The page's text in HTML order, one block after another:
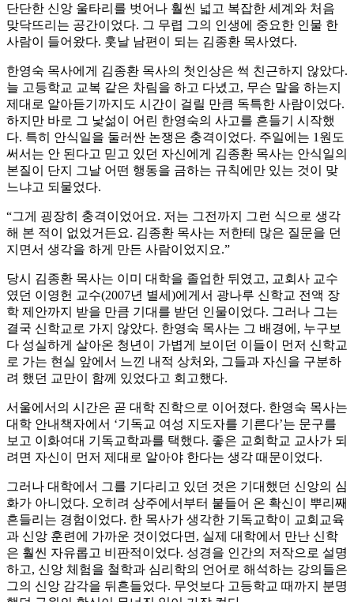
단단한 신앙 울타리를 벗어나 훨씬 넓고 복잡한 세계와 처음
맞닥뜨리는 공간이었다. 그 무렵 그의 인생에 중요한 인물 한
사람이 들어왔다. 훗날 남편이 되는 김종환 목사였다.
한영숙 목사에게 김종환 목사의 첫인상은 썩 친근하지 않았다.
늘 고등학교 교복 같은 차림을 하고 다녔고, 무슨 말을 하는지
제대로 알아듣기까지도 시간이 걸릴 만큼 독특한 사람이었다.
하지만 바로 그 낯섦이 어린 한영숙의 사고를 흔들기 시작했
다. 특히 안식일을 둘러싼 논쟁은 충격이었다. 주일에는 1원도
써서는 안 된다고 믿고 있던 자신에게 김종환 목사는 안식일의
본질이 단지 그날 어떤 행동을 금하는 규칙에만 있는 것이 맞
느냐고 되물었다.
“그게 굉장히 충격이었어요. 저는 그전까지 그런 식으로 생각
해 본 적이 없었거든요. 김종환 목사는 저한테 많은 질문을 던
지면서 생각을 하게 만든 사람이었지요.”
당시 김종환 목사는 이미 대학을 졸업한 뒤였고, 교회사 교수
였던 이영헌 교수(2007년 별세)에게서 광나루 신학교 전액 장
학 제안까지 받을 만큼 기대를 받던 인물이었다. 그러나 그는
결국 신학교로 가지 않았다. 한영숙 목사는 그 배경에, 누구보
다 성실하게 살아온 청년이 가볍게 보이던 이들이 먼저 신학교
로 가는 현실 앞에서 느낀 내적 상처와, 그들과 자신을 구분하
려 했던 교만이 함께 있었다고 회고했다.
서울에서의 시간은 곧 대학 진학으로 이어졌다. 한영숙 목사는
대학 안내책자에서 ‘기독교 여성 지도자를 기른다’는 문구를
보고 이화여대 기독교학과를 택했다. 좋은 교회학교 교사가 되
려면 자신이 먼저 제대로 알아야 한다는 생각 때문이었다.
그러나 대학에서 그를 기다리고 있던 것은 기대했던 신앙의 심
화가 아니었다. 오히려 상주에서부터 붙들어 온 확신이 뿌리째
흔들리는 경험이었다. 한 목사가 생각한 기독교학이 교회교육
과 신앙 훈련에 가까운 것이었다면, 실제 대학에서 만난 신학
은 훨씬 자유롭고 비판적이었다. 성경을 인간의 저작으로 설명
하고, 신앙 체험을 철학과 심리학의 언어로 해석하는 강의들은
그의 신앙 감각을 뒤흔들었다. 무엇보다 고등학교 때까지 분명